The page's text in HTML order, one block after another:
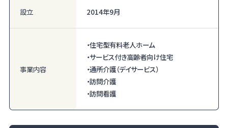
設立 2014年9月
事業内容
・住宅型有料老人ホーム
・サービス付き高齢者向け住宅
・通所介護（デイサービス）
・訪問介護
・訪問看護